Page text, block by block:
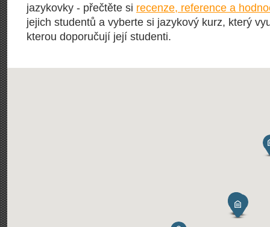
jazykovky - přečtěte si recenze, reference a
jejich studentů a vyberte si jazykový kurz, který
kterou doporučují její studenti.